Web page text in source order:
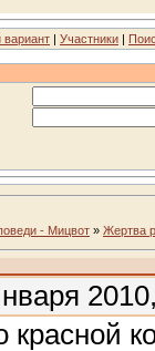
вариант | Участники |
- Мицвот » Жертва
красной